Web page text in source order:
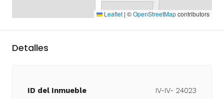
Leaflet | ©OpenStreetMapcontributors
Detalles
ID del Inmueble IV-IV- 24023